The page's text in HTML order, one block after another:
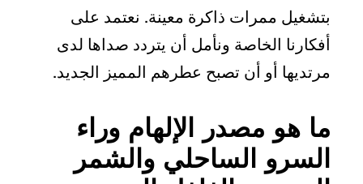
بتشغيل ممرات ذاكرة معينة. نعتمد على
أفكارنا الخاصة ونأمل أن يتردد صداها لدى
مرتديها أو أن تصبح عطرهم المميز الجديد.
ما هو مصدر الإلهام وراء
السرو الساحلي والشمر